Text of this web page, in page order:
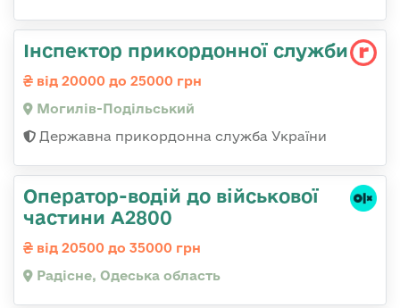
Інспектор прикордонної служби
від 20000 до 25000 грн
Могилів-Подільський
Державна прикордонна служба України
Оператор-водій до військової
частини А2800
від 20500 до 35000 грн
Радісне, Одеська область